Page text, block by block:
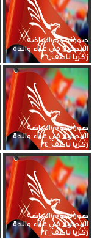
صور نجوم الرياضة
المصرية في عزاء والدة
زكريا ناصف_36
صور نجوم الرياضة
المصرية في عزاء والدة
زكريا ناصف_34
صور نجوم الرياضة
المصرية في عزاء والدة
زكريا ناصف_32